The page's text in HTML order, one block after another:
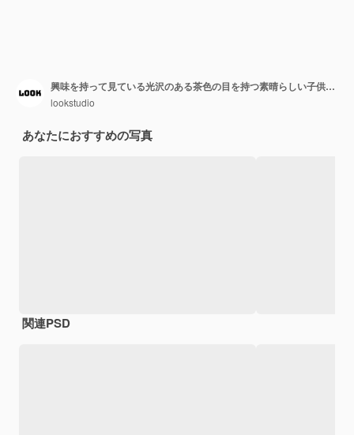
興味を持って見ている光沢のある茶色の目を持つ素晴らしい子供のクローズアップの肖像画。公園でのゲーム中にポーズをとるリボンで飾られたヴィンテージ麦わら帽子の熱狂的な少女。
lookstudio
あなたにおすすめの写真
関連PSD